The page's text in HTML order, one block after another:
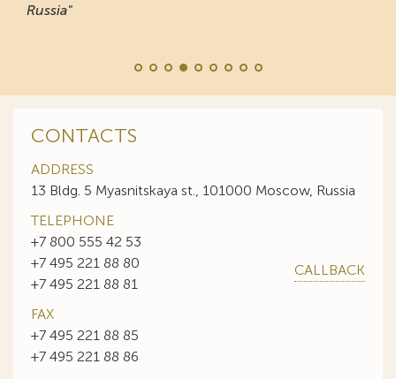
Russia"
CONTACTS
ADDRESS
13 Bldg. 5 Myasnitskaya st., 101000 Moscow, Russia
TELEPHONE
+7 800 555 42 53
+7 495 221 88 80
+7 495 221 88 81
CALLBACK
FAX
+7 495 221 88 85
+7 495 221 88 86